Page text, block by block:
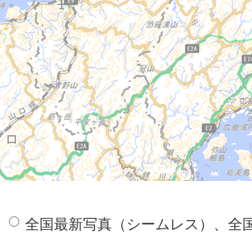
全国最新写真（シームレス）、全